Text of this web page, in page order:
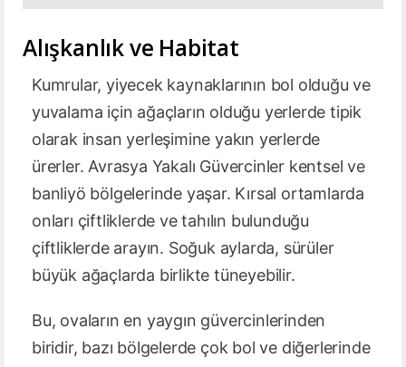
Alışkanlık ve Habitat
Kumrular, yiyecek kaynaklarının bol olduğu ve
yuvalama için ağaçların olduğu yerlerde tipik
olarak insan yerleşimine yakın yerlerde
ürerler. Avrasya Yakalı Güvercinler kentsel ve
banliyö bölgelerinde yaşar. Kırsal ortamlarda
onları çiftliklerde ve tahılın bulunduğu
çiftliklerde arayın. Soğuk aylarda, sürüler
büyük ağaçlarda birlikte tüneyebilir.
Bu, ovaların en yaygın güvercinlerinden
biridir, bazı bölgelerde çok bol ve diğerlerinde